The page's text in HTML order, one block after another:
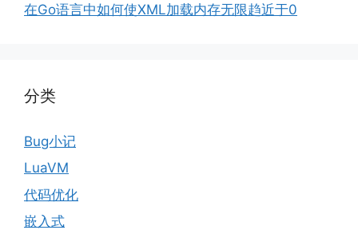
在Go语言中如何使XML加载内存无限趋近于0
分类
Bug小记
LuaVM
代码优化
嵌入式